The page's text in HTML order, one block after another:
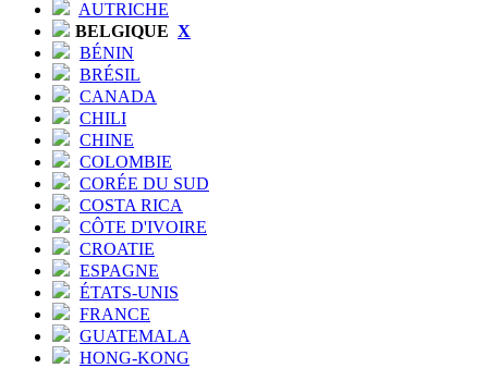
AUTRICHE
BELGIQUE X
BÉNIN
BRÉSIL
CANADA
CHILI
CHINE
COLOMBIE
CORÉE DU SUD
COSTA RICA
CÔTE D'IVOIRE
CROATIE
ESPAGNE
ÉTATS-UNIS
FRANCE
GUATEMALA
HONG-KONG